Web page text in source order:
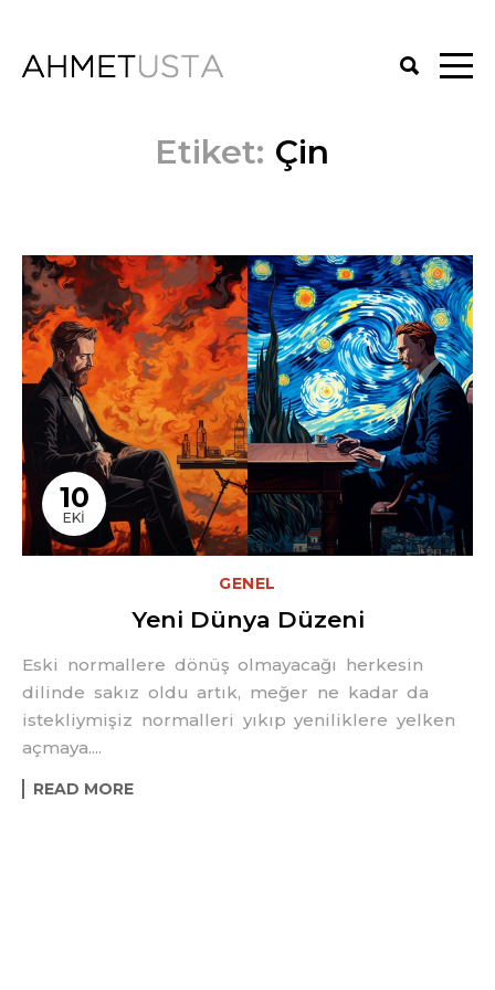
Etiket: Çin
10
EKI
GENEL
Yeni Dünya Düzeni
Eski normallere dönüş olmayacağı herkesin
dilinde sakız oldu artık, meğer ne kadar da
istekliymişiz normalleri yıkıp yeniliklere yelken
açmaya....
READ MORE